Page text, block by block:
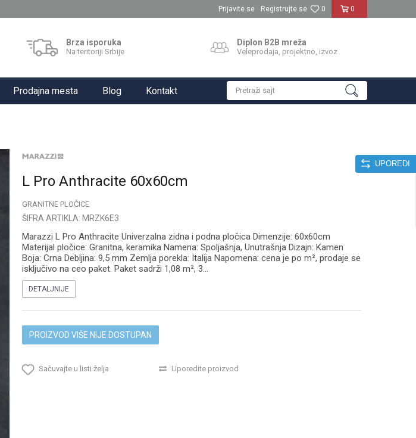
0
0
Prijavite se Registrujte se
Brza isporuka
Na teritoriji Srbije
Diplon B2B mreža
Veleprodaja, projektno, izvoz
Prodajna mesta Blog Kontakt Pretraži sajt
UPOREDI
L Pro Anthracite 60x60cm
GRANITNE PLOČICE
ŠIFRA ARTIKLA: MRZK6E3
Marazzi L Pro Anthracite Univerzalna zidna i podna pločica Dimenzije: 60x60cm
Materijal pločice: Granitna, keramika Namena: Spoljašnja, Unutrašnja Dizajn: Kamen
Boja: Crna Debljina: 9,5 mm Zemlja porekla: Italija Napomena: cena je po m², prodaje se
isključivo na ceo paket. Paket sadrži 1,08 m², 3...
DETALJNIJE
PROIZVOD VIŠE NIJE DOSTUPAN
Sačuvajte u listi želja Uporedite proizvod